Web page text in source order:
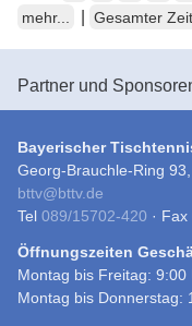
mehr...
Gesamter
Partner und
Bayerischer
Georg-Brauchle-Ring
bttv@bttv.de
Tel 089/15702-420 ·
Öffnungszeiten
Montag bis Freitag:
Montag bis Donnerstag: